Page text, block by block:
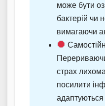
може бути
бактерій чи
вимагаючи
страх
посилити
адаптуються